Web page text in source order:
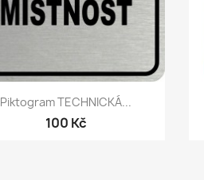
Rychlý náhled
Piktogram TECHNICKÁ...
100 Kč